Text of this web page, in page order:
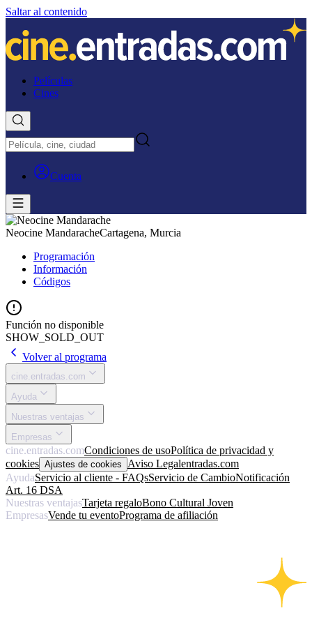
Saltar al contenido
Películas
Cines
Cuenta
Neocine MandaracheCartagena, Murcia
Programación
Información
Códigos
Función no disponible
SHOW_SOLD_OUT
Volver al programa
cine.entradas.com
Ayuda
Nuestras ventajas
Empresas
cine.entradas.comCondiciones de usoPolítica de privacidad y
cookies Ajustes de cookies Aviso Legalentradas.com
AyudaServicio al cliente - FAQsServicio de CambioNotificación
Art. 16 DSA
Nuestras ventajasTarjeta regaloBono Cultural Joven
EmpresasVende tu eventoPrograma de afiliación